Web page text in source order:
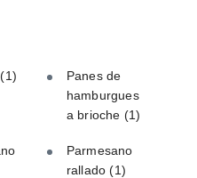
(1)
Panes de
hamburgues
a brioche (1)
Parmesano
rallado(1)